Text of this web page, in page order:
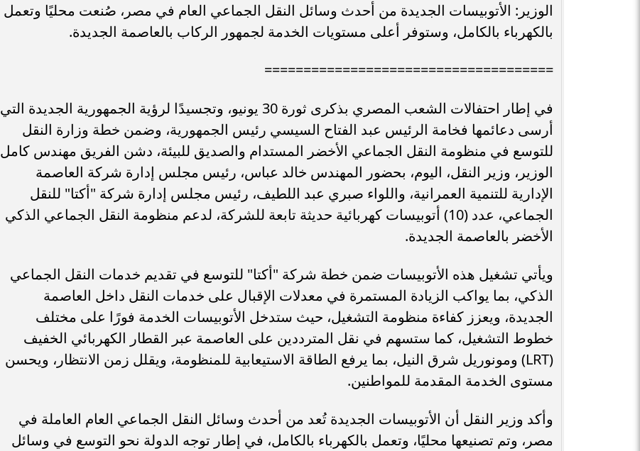
الوزير: الأتوبيسات الجديدة من أحدث وسائل النقل الجماعي العام في مصر، صُنعت محليًا وتعمل
بالكهرباء بالكامل، وستوفر أعلى مستويات الخدمة لجمهور الركاب بالعاصمة الجديدة.
=====================================
في إطار احتفالات الشعب المصري بذكرى ثورة 30 يونيو، وتجسيدًا لرؤية الجمهورية الجديدة التي
أرسى دعائمها فخامة الرئيس عبد الفتاح السيسي رئيس الجمهورية، وضمن خطة وزارة النقل
للتوسع في منظومة النقل الجماعي الأخضر المستدام والصديق للبيئة، دشن الفريق مهندس كامل
الوزير، وزير النقل، اليوم، بحضور المهندس خالد عباس، رئيس مجلس إدارة شركة العاصمة
الإدارية للتنمية العمرانية، واللواء صبري عبد اللطيف، رئيس مجلس إدارة شركة "أكتا" للنقل
الجماعي، عدد (10) أتوبيسات كهربائية حديثة تابعة للشركة، لدعم منظومة النقل الجماعي الذكي
الأخضر بالعاصمة الجديدة.
ويأتي تشغيل هذه الأتوبيسات ضمن خطة شركة "أكتا" للتوسع في تقديم خدمات النقل الجماعي
الذكي، بما يواكب الزيادة المستمرة في معدلات الإقبال على خدمات النقل داخل العاصمة
الجديدة، ويعزز كفاءة منظومة التشغيل، حيث ستدخل الأتوبيسات الخدمة فورًا على مختلف
خطوط التشغيل، كما ستسهم في نقل المترددين على العاصمة عبر القطار الكهربائي الخفيف
(LRT) ومونوريل شرق النيل، بما يرفع الطاقة الاستيعابية للمنظومة، ويقلل زمن الانتظار، ويحسن
مستوى الخدمة المقدمة للمواطنين.
وأكد وزير النقل أن الأتوبيسات الجديدة تُعد من أحدث وسائل النقل الجماعي العام العاملة في
مصر، وتم تصنيعها محليًا، وتعمل بالكهرباء بالكامل، في إطار توجه الدولة نحو التوسع في وسائل